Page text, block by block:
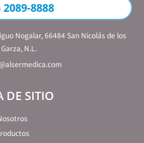
2089-8888
Nogalar, 66484 San Nicolás de los
Garza, N.L.
DE SITIO